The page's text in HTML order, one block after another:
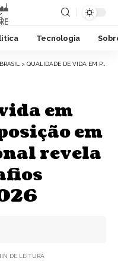
Tecnologia
BRASIL > QUALIDADE DE VIDA EM PORTO ALEGRE: POSIÇÃO EM RANKING NACIONAL REVELA AVANÇOS E DESAFIOS URBANOS EM 2026
em
em
revela
DE LEITURA